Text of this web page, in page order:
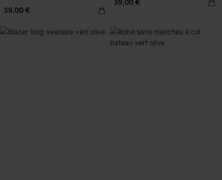
39,00 €
39,00 €